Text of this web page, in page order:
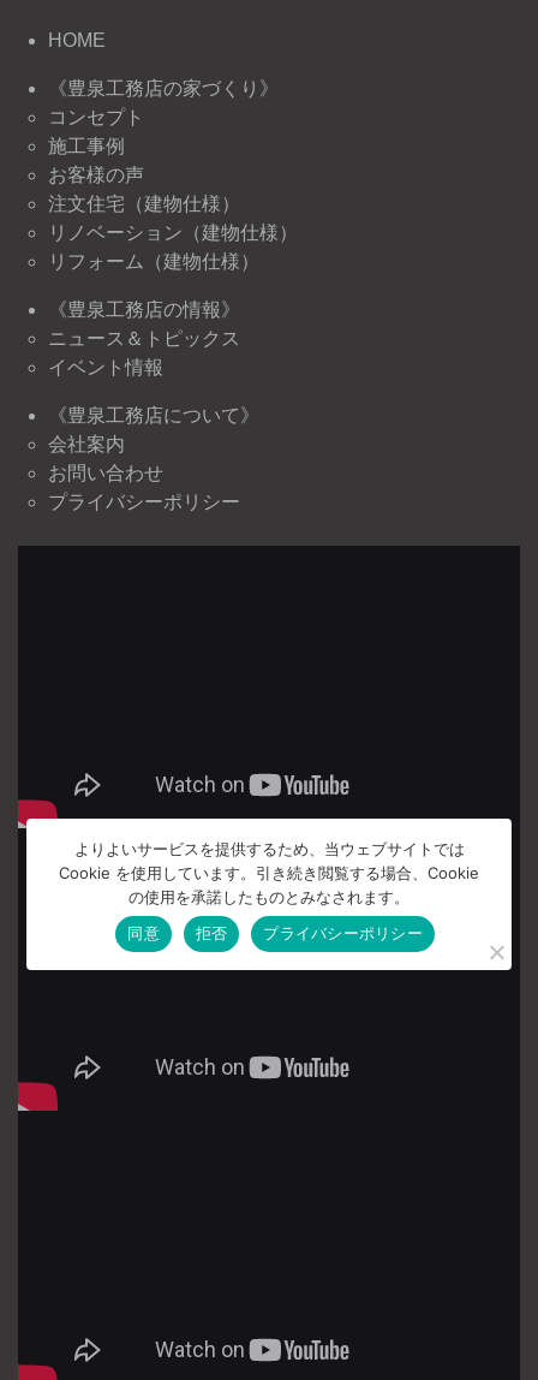
HOME
《豊泉工務店の家づくり》
コンセプト
施工事例
お客様の声
注文住宅（建物仕様）
リノベーション（建物仕様）
リフォーム（建物仕様）
《豊泉工務店の情報》
ニュース＆トピックス
イベント情報
《豊泉工務店について》
会社案内
お問い合わせ
プライバシーポリシー
よりよいサービスを提供するため、当ウェブサイトでは
Cookie を使用しています。引き続き閲覧する場合、Cookie
の使用を承諾したものとみなされます。
同意
拒否 プライバシーポリシー